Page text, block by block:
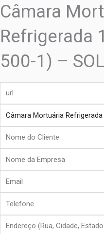
Câmara
Refrigerada
500-1) –
Nome
Cliente
Empresa
Email
Endereço